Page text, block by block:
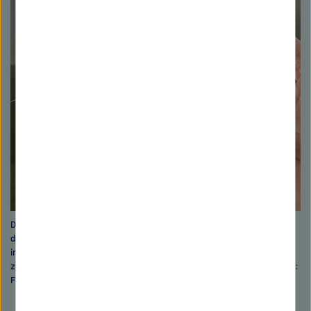
Der Marmorkrebs passt sich seiner Umwelt an und vermehrt sich
durch Klonen. Das macht ihn für die Krebsforschung äußerst
interessant. Auch als Nahrungsmittel und zur Herstellung von
zukunftsweisenden Biomaterialien ist das Tier sehr gut geeignet. Bild:
Frank Lyko